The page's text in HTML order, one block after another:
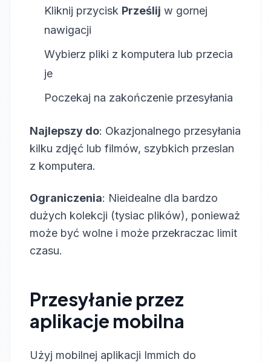
Kliknij przycisk Prześlij w gornej
nawigacji
Wybierz pliki z komputera lub przecia
je
Poczekaj na zakończenie przesyłania
Najlepszy do: Okazjonalnego przesyłania
kilku zdjęć lub filmów, szybkich przeslan
z komputera.
Ograniczenia: Nieidealne dla bardzo
dużych kolekcji (tysiac plików), ponieważ
może być wolne i może przekraczac limit
czasu.
Przesyłanie przez
aplikacje mobilna
Użyj mobilnej aplikacji Immich do